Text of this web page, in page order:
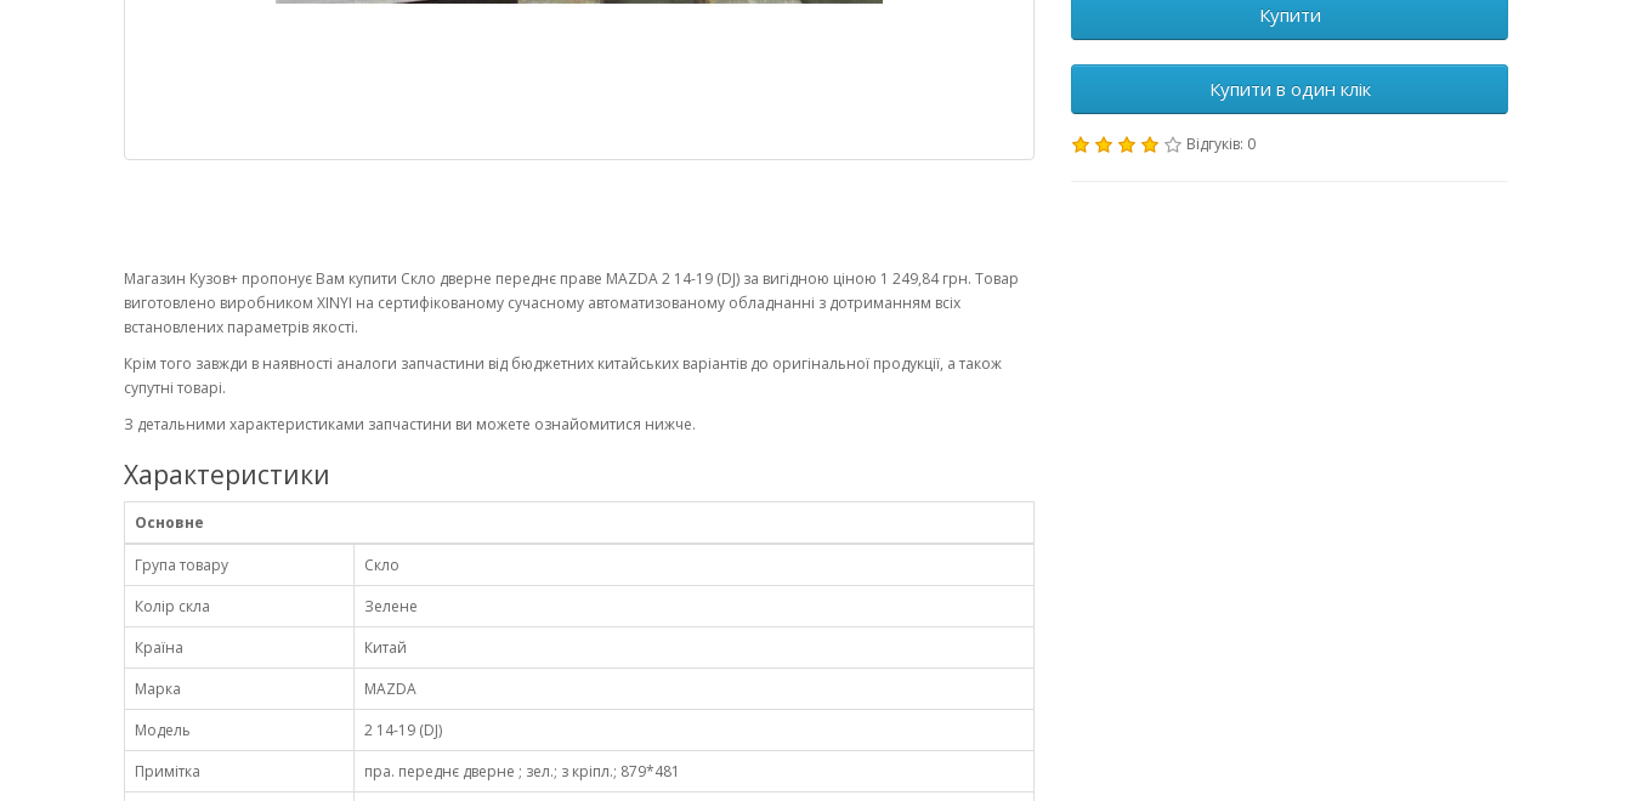
Купити
Купити в один клік
Відгуків: 0
Магазин Кузов+ пропонує Вам купити Скло дверне переднє праве MAZDA 2 14-19 (DJ) за вигідною ціною 1 249,84 грн. Товар
виготовлено виробником XINYI на сертифікованому сучасному автоматизованому обладнанні з дотриманням всіх
встановлених параметрів якості.
Крім того завжди в наявності аналоги запчастини від бюджетних китайських варіантів до оригінальної продукції, а також
супутні товарі.
З детальними характеристиками запчастини ви можете ознайомитися нижче.
Характеристики
Основне
Група товару
Скло
Колір скла
Зелене
Країна
Китай
Марка
MAZDA
Модель
2 14-19 (DJ)
Примітка
пра. переднє дверне ; зел.; з кріпл.; 879*481